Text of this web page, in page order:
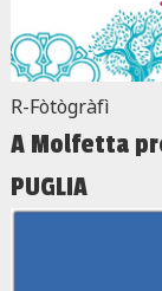
R-Fòtògràfì
A Molfetta
PUGLIA